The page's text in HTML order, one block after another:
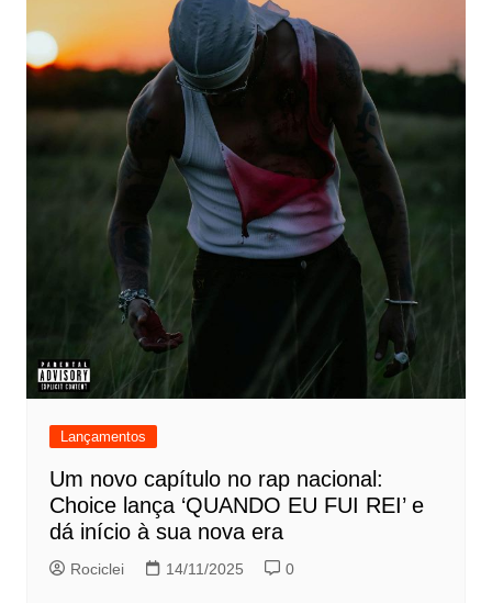
Lançamentos
Um novo capítulo no rap nacional:
Choice lança ‘QUANDO EU FUI REI’ e
dá início à sua nova era
Rociclei 14/11/2025 0